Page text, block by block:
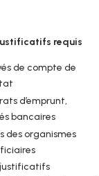
requis
de compte de
d’emprunt,
bancaires
des organismes
justificatifs